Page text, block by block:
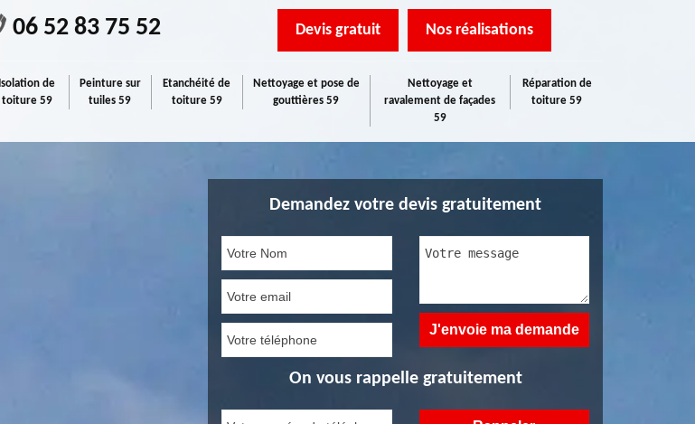
06 52 83 75 52 Devis gratuit Nos réalisations
Isolation de
toiture 59
Peinture sur
tuiles 59
Etanchéité de
toiture 59
Nettoyage et pose de
gouttières 59
Nettoyage et
ravalement de façades
59
Réparation de
toiture 59
Demandez votre devis gratuitement
On vous rappelle gratuitement